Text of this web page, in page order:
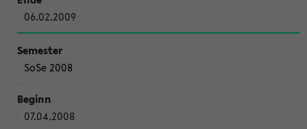
06.02.2009
SoSe 2008
07.04.2008